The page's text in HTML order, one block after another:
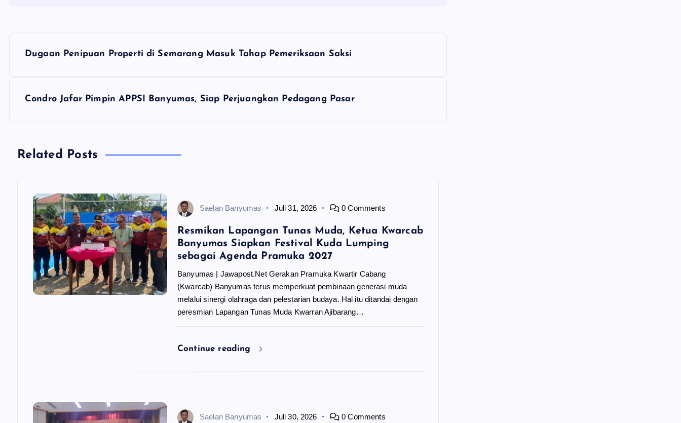
N
g
Dugaan Penipuan Properti di Semarang Masuk Tahap Pemeriksaan Saksi
Condro Jafar Pimpin APPSI Banyumas, Siap Perjuangkan Pedagang Pasar
Related Posts
Saelan Banyumas Juli 31, 2026 0 Comments
Resmikan Lapangan Tunas Muda, Ketua Kwarcab
Banyumas Siapkan Festival Kuda Lumping
sebagai Agenda Pramuka 2027
Banyumas | Jawapost.Net Gerakan Pramuka Kwartir Cabang
(Kwarcab) Banyumas terus memperkuat pembinaan generasi muda
melalui sinergi olahraga dan pelestarian budaya. Hal itu ditandai dengan
peresmian Lapangan Tunas Muda Kwarran Ajibarang…
Continue reading
Saelan Banyumas Juli 30, 2026 0 Comments